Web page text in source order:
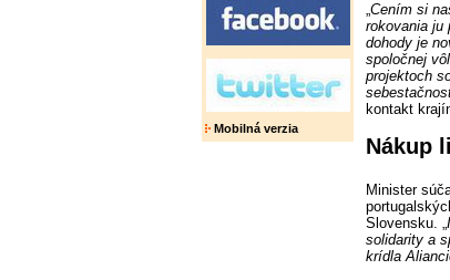
Mobilná verzia
„Cením si
rokovania ju
dohody je
spoločnej
projektoch
kontakt
Nákup
Minister
Slovensku. „
solidarity a
krídla